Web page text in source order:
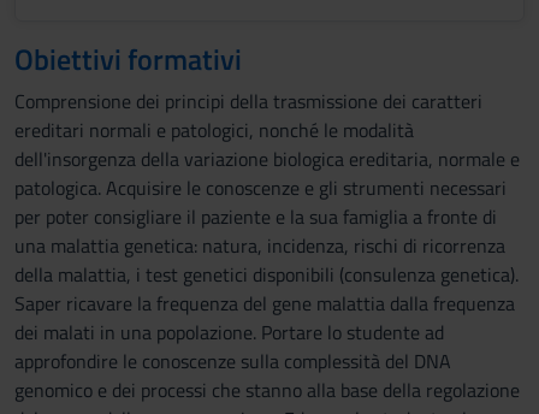
Obiettivi formativi
Comprensione dei principi della trasmissione dei caratteri
ereditari normali e patologici, nonché le modalità
dell'insorgenza della variazione biologica ereditaria, normale e
patologica. Acquisire le conoscenze e gli strumenti necessari
per poter consigliare il paziente e la sua famiglia a fronte di
una malattia genetica: natura, incidenza, rischi di ricorrenza
della malattia, i test genetici disponibili (consulenza genetica).
Saper ricavare la frequenza del gene malattia dalla frequenza
dei malati in una popolazione. Portare lo studente ad
approfondire le conoscenze sulla complessità del DNA
genomico e dei processi che stanno alla base della regolazione